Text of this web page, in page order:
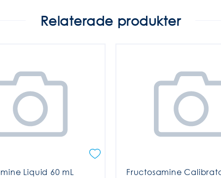
Relaterade produkter
Liquid 60 mL Fructosamine